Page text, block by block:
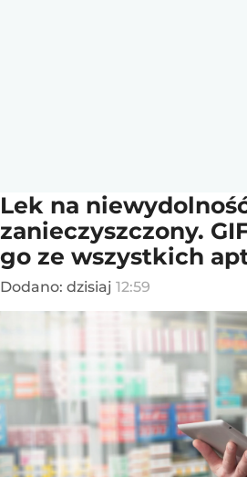
Lek na
zanieczyszczony.
go ze wszystkich
Dodano: dzisiaj 12:59